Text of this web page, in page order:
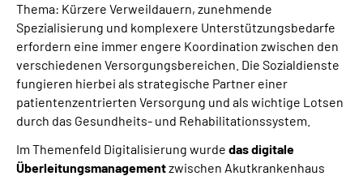
Thema: Kürzere Verweildauern, zunehmende
Spezialisierung und komplexere Unterstützungsbedarfe
erfordern eine immer engere Koordination zwischen den
verschiedenen Versorgungsbereichen. Die Sozialdienste
fungieren hierbei als strategische Partner einer
patientenzentrierten Versorgung und als wichtige Lotsen
durch das Gesundheits- und Rehabilitationssystem.
Im Themenfeld Digitalisierung wurde das digitale
Überleitungsmanagementzwischen Akutkrankenhaus